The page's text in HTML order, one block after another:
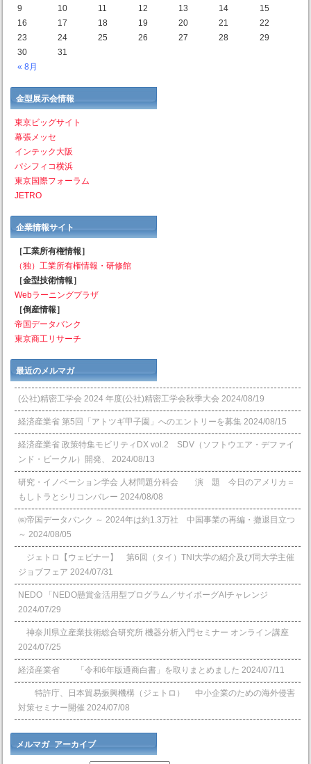
« 8月
9
10 11 12 13 14
15
16
17 18 19 20 21
22
23
24 25 26 27 28
29
30
31
金型展示会情報
東京ビッグサイト
幕張メッセ
インテック大阪
パシフィコ横浜
東京国際フォーラム
JETRO
企業情報サイト
［工業所有権情報］
（独）工業所有権情報・研修館
［金型技術情報］
Webラーニングプラザ
［倒産情報］
帝国データバンク
東京商工リサーチ
最近のメルマガ
(公社)精密工学会 2024 年度(公社)精密工学会秋季大会 2024/08/19
経済産業省 第5回「アトツギ甲子園」へのエントリーを募集 2024/08/15
経済産業省 政策特集モビリティDX vol.2 SDV（ソフトウエア・デファイ
ンド・ビークル）開発、
2024/08/13
研究・イノベーション学会 人材問題分科会 演 題 今日のアメリカ＝
もしトラとシリコンバレー 2024/08/08
㈱帝国データバンク ～ 2024年は約1.3万社 中国事業の再編・撤退目立つ
～ 2024/08/05
ジェトロ【ウェビナー】 第6回（タイ）TNI大学の紹介及び同大学主催
ジョブフェア 2024/07/31
NEDO 「NEDO懸賞⾦活⽤型プログラム／サイボーグAIチャレンジ
2024/07/29
神奈川県立産業技術総合研究所 機器分析入門セミナー オンライン講座
2024/07/25
経済産業省 「令和6年版通商白書」を取りまとめました 2024/07/11
特許庁、日本貿易振興機構（ジェトロ） 中小企業のための海外侵害
対策セミナー開催 2024/07/08
メルマガ アーカイブ